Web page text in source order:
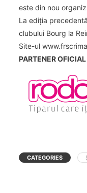
este din nou
La ediția
clubului Bourg la
Site-ul
PARTENER
CATEGORIES